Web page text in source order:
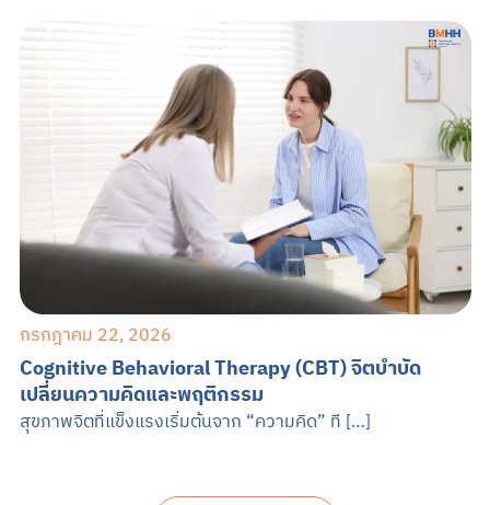
กรกฎาคม 22, 2026
Cognitive Behavioral Therapy (CBT) จิตบำบัด
เปลี่ยนความคิดและพฤติกรรม
สุขภาพจิตที่แข็งแรงเริ่มต้นจาก “ความคิด” ที […]